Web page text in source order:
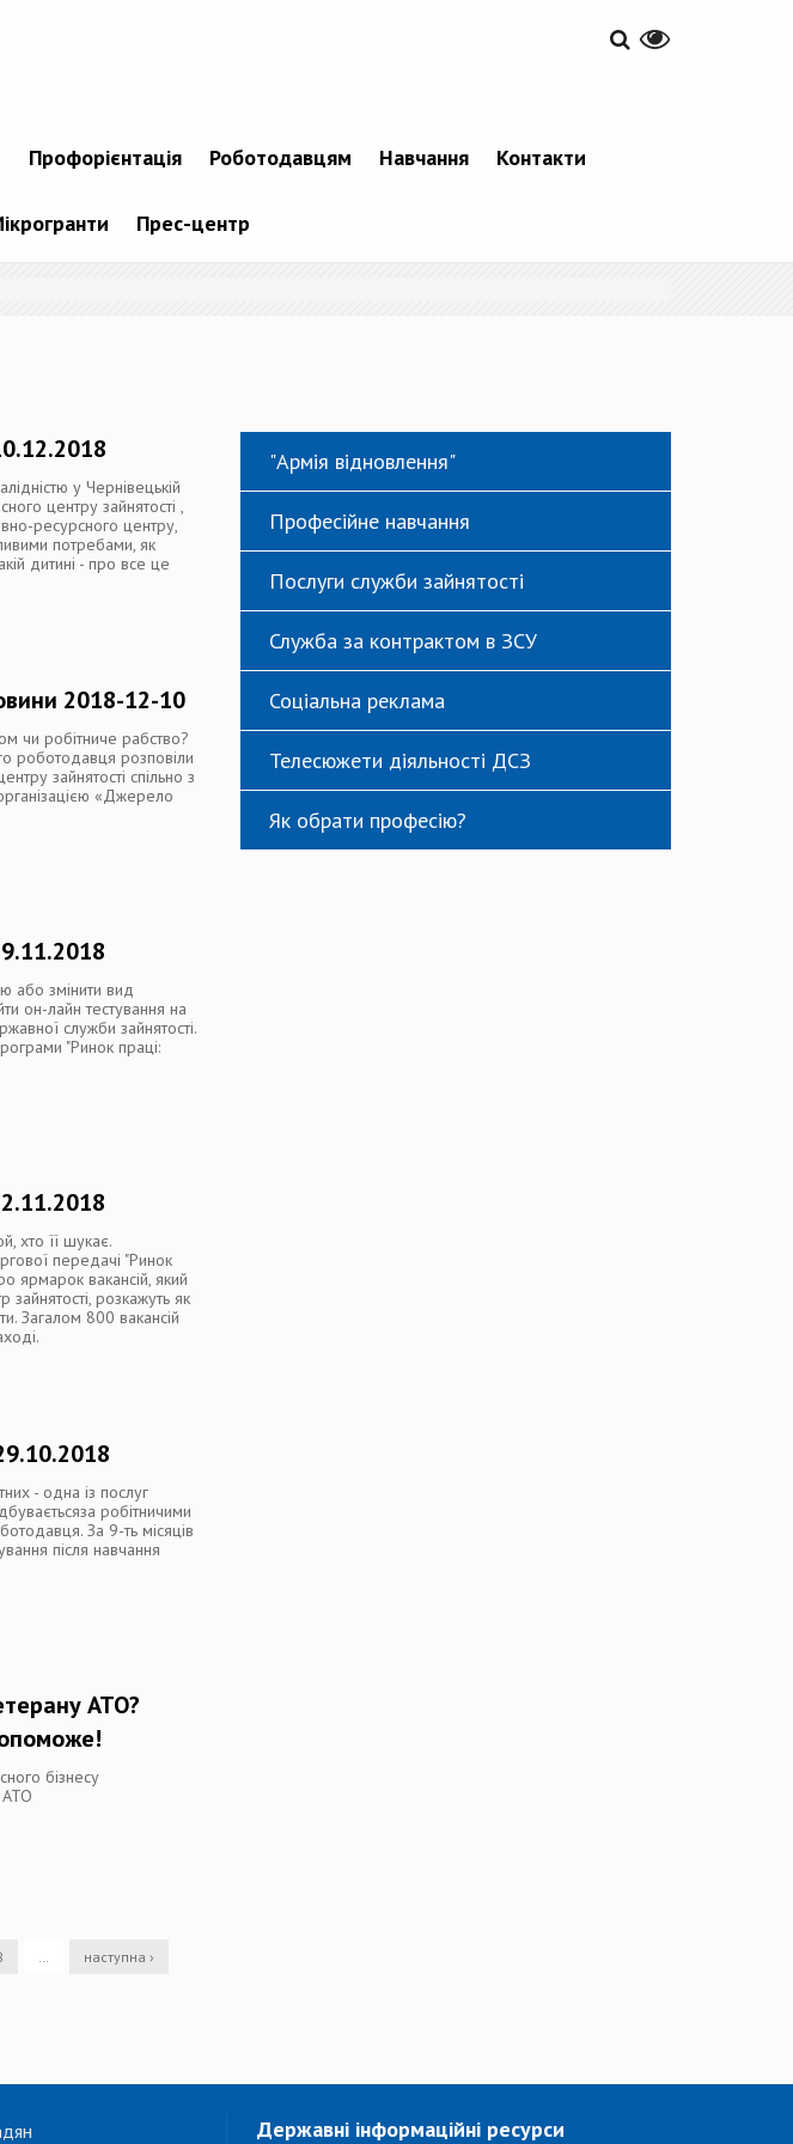
Профорієнтація Роботодавцям Навчання Контакти
Прес-центр
у Чернівецькій
центру зайнятості ,
ресурсного центру,
потребами, як
дитині - про все це
2018-12-10
чи робітниче рабство?
роботодавця розповіли
зайнятості спільно з
«Джерело
або змінити вид
он-лайн тестування на
служби зайнятості.
"Ринок праці:
хто її шукає.
передачі "Ринок
ярмарок вакансій, який
зайнятості, розкажуть як
Загалом 800 вакансій
- одна із послуг
робітничими
За 9-ть місяців
після навчання
АТО?
бізнесу
АТО
… наступна ›
"Армія відновлення"
Професійне навчання
Послуги служби зайнятості
Служба за контрактом в ЗСУ
Соціальна реклама
Телесюжети діяльності ДСЗ
Як обрати професію?
Державні інформаційні ресурси